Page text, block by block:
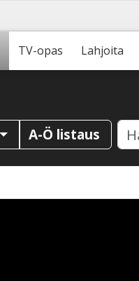
TV-opas Lahjoita
A-Ö listaus